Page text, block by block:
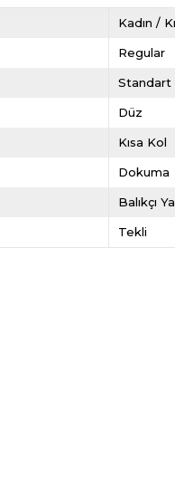
Kadın /
Regular
Standart
Düz
Kısa Kol
Dokuma
Balıkçı
Tekli